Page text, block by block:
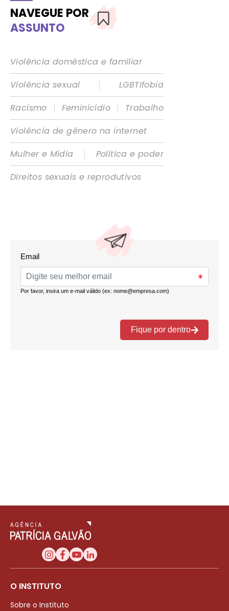
NAVEGUE POR
ASSUNTO
Violência doméstica e familiar
Violência sexual
|
LGBTIfobia
Racismo
| Feminicídio |
Trabalho
Violência de gênero na internet
Mulher e Mídia
|
Política e poder
Direitos sexuais e reprodutivos
O INSTITUTO
Sobre o Instituto